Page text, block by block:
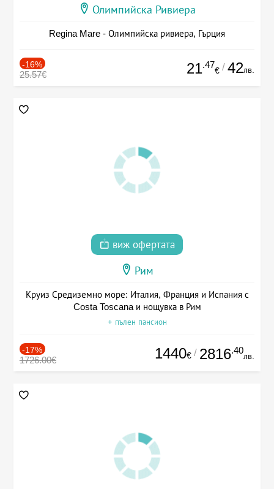
Олимпийска Ривиера
Regina Mare - Олимпийска ривиера, Гърция
-16%
25.57€ 21.47
€ / 42лв.
виж офертата
Рим
Круиз Средиземно море: Италия, Франция и Испания с
Costa Toscana и нощувка в Рим
+ пълен пансион
-17%
1726.00€ 1440€ / 2816.40
лв.